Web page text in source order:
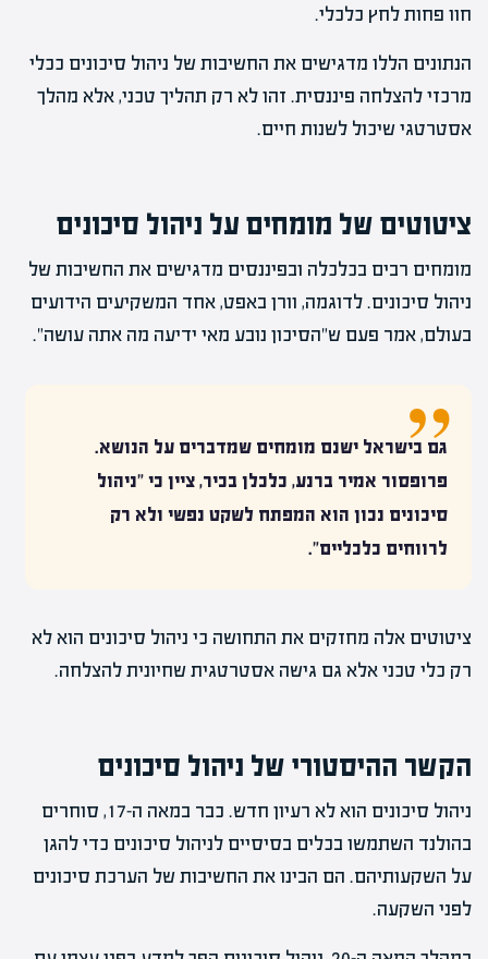
חוו פחות לחץ כלכלי.
הנתונים הללו מדגישים את החשיבות של ניהול סיכונים ככלי
מרכזי להצלחה פיננסית. זהו לא רק תהליך טכני, אלא מהלך
אסטרטגי שיכול לשנות חיים.
ציטוטים של מומחים על ניהול סיכונים
מומחים רבים בכלכלה ובפיננסים מדגישים את החשיבות של
ניהול סיכונים. לדוגמה, וורן באפט, אחד המשקיעים הידועים
בעולם, אמר פעם ש"הסיכון נובע מאי ידיעה מה אתה עושה".
גם בישראל ישנם מומחים שמדברים על הנושא.
פרופסור אמיר ברנע, כלכלן בכיר, ציין כי "ניהול
סיכונים נכון הוא המפתח לשקט נפשי ולא רק
לרווחים כלכליים".
ציטוטים אלה מחזקים את התחושה כי ניהול סיכונים הוא לא
רק כלי טכני אלא גם גישה אסטרטגית שחיונית להצלחה.
הקשר ההיסטורי של ניהול סיכונים
ניהול סיכונים הוא לא רעיון חדש. כבר במאה ה-17, סוחרים
בהולנד השתמשו בכלים בסיסיים לניהול סיכונים כדי להגן
על השקעותיהם. הם הבינו את החשיבות של הערכת סיכונים
לפני השקעה.